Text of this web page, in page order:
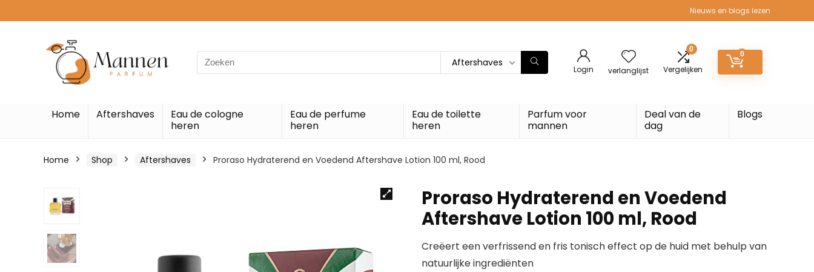
Nieuws en blogs lezen
Search
for:
Aftershaves
Login verlanglijst
0
Vergelijken
0
Home Aftershaves
Eau de cologne
heren
Eau de perfume
heren
Eau de toilette
heren
Parfum voor
mannen
Deal van de
dag
Blogs
Home Shop Aftershaves Proraso Hydraterend en Voedend Aftershave Lotion 100 ml, Rood
Proraso Hydraterend en Voedend
Aftershave Lotion 100 ml, Rood
Creëert een verfrissend en fris tonisch effect op de huid met behulp van
natuurlijke ingrediënten